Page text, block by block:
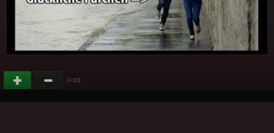
(+111)